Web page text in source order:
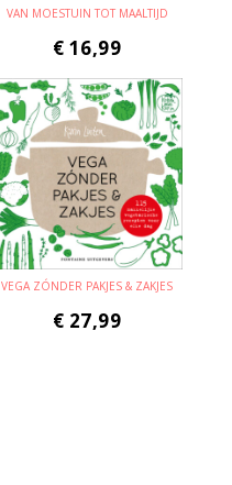
VAN MOESTUIN TOT MAALTIJD
€ 16,99
VEGA ZÓNDER PAKJES & ZAKJES
€ 27,99